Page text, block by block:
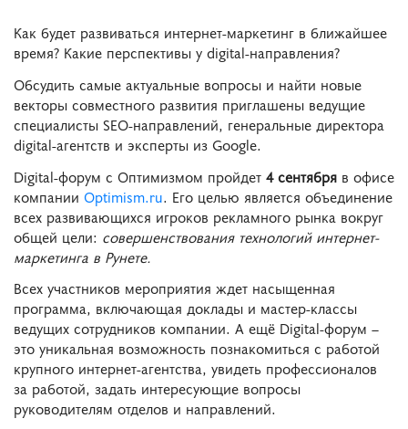
Как будет развиваться интернет-маркетинг в ближайшее
время? Какие перспективы у digital-направления?
Обсудить самые актуальные вопросы и найти новые
векторы совместного развития приглашены ведущие
специалисты SEO-направлений, генеральные директора
digital-агентств и эксперты из Google.
Digital-форум с Оптимизмом пройдет 4 сентября в офисе
компании Optimism.ru. Его целью является объединение
всех развивающихся игроков рекламного рынка вокруг
общей цели: совершенствования технологий интернет-
маркетинга в Рунете.
Всех участников мероприятия ждет насыщенная
программа, включающая доклады и мастер-классы
ведущих сотрудников компании. А ещё Digital-форум –
это уникальная возможность познакомиться с работой
крупного интернет-агентства, увидеть профессионалов
за работой, задать интересующие вопросы
руководителям отделов и направлений.